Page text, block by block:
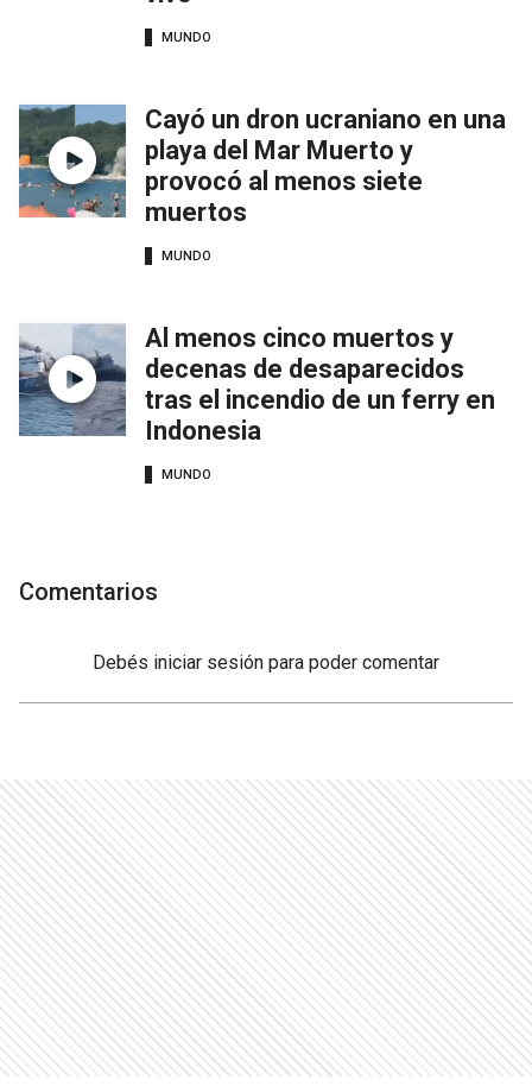
MUNDO
Cayó un dron ucraniano en una
playa del Mar Muerto y
provocó al menos siete
muertos
MUNDO
Al menos cinco muertos y
decenas de desaparecidos
tras el incendio de un ferry en
Indonesia
MUNDO
Comentarios
Debés iniciar sesión para poder comentar